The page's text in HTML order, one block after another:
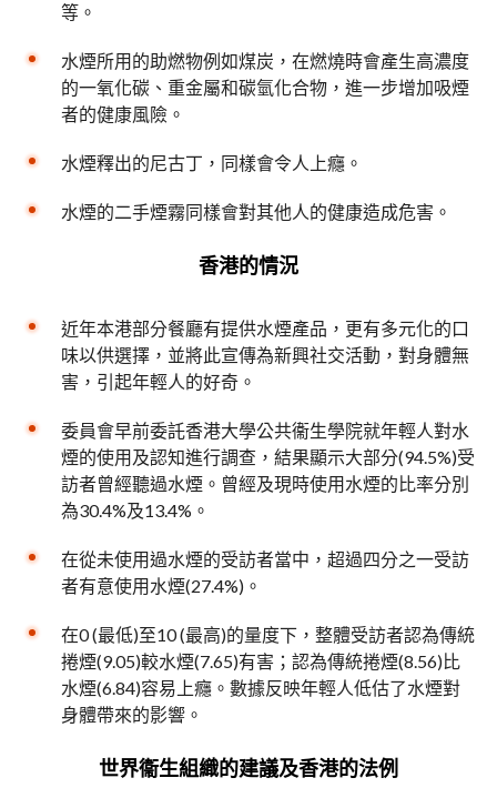
等。
水煙所用的助燃物例如煤炭，在燃燒時會產生高濃度
的一氧化碳、重金屬和碳氫化合物，進一步增加吸煙
者的健康風險。
水煙釋出的尼古丁，同樣會令人上癮。
水煙的二手煙霧同樣會對其他人的健康造成危害。
香港的情況
近年本港部分餐廳有提供水煙產品，更有多元化的口
味以供選擇，並將此宣傳為新興社交活動，對身體無
害，引起年輕人的好奇。
委員會早前委託香港大學公共衞生學院就年輕人對水
煙的使用及認知進行調查，結果顯示大部分(94.5%)受
訪者曾經聽過水煙。曾經及現時使用水煙的比率分別
為30.4%及13.4%。
在從未使用過水煙的受訪者當中，超過四分之一受訪
者有意使用水煙(27.4%)。
在0 (最低)至10 (最高)的量度下，整體受訪者認為傳統
捲煙(9.05)較水煙(7.65)有害；認為傳統捲煙(8.56)比
水煙(6.84)容易上癮。數據反映年輕人低估了水煙對
身體帶來的影響。
世界衞生組織的建議及香港的法例